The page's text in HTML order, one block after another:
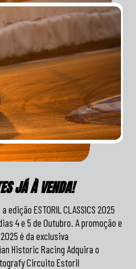
JÁ À VENDA!
ESTORIL CLASSICS 2025
4 e 5 de Outubro. A promoção e
é da exclusiva
Historic Racing Adquira o
Circuito Estoril